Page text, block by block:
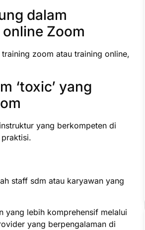
dalam
Zoom
zoom atau training online,
‘toxic’ yang
yang berkompeten di
staff sdm atau karyawan yang
yang lebih komprehensif melalui
yang berpengalaman di